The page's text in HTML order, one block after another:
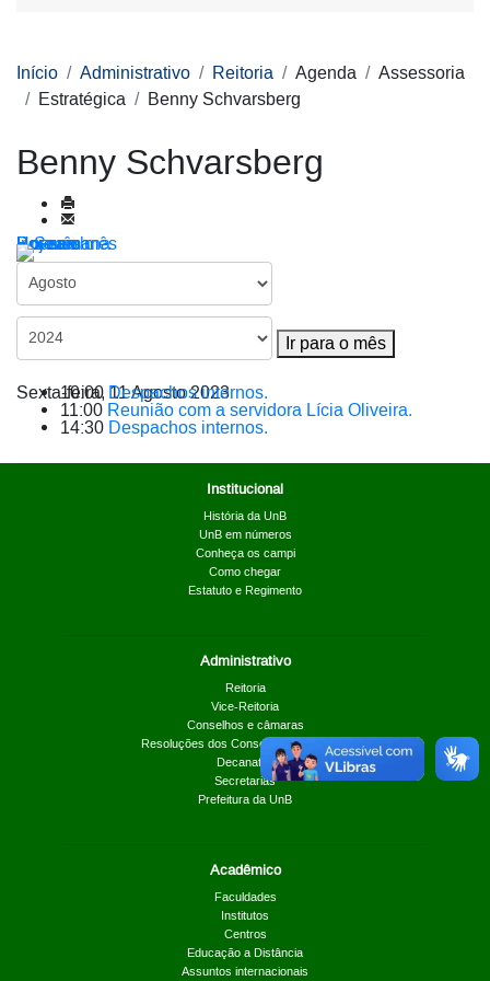
Início Administrativo Reitoria Agenda
Assessoria
Estratégica
Benny Schvarsberg
Benny Schvarsberg
Por ano
Por mês
Por semana
Hoje
Ir para o mês
Ir para o mês
Sexta-feira, 11 Agosto 2023
10:00 Despachos internos.
11:00 Reunião com a servidora Lícia Oliveira.
14:30 Despachos internos.
Institucional
História da UnB
UnB em números
Conheça os campi
Como chegar
Estatuto e Regimento
Administrativo
Reitoria
Vice-Reitoria
Conselhos e câmaras
Resoluções dos Conselhos Superiores
Decanatos
Secretarias
Prefeitura da UnB
Acadêmico
Faculdades
Institutos
Centros
Educação a Distância
Assuntos internacionais